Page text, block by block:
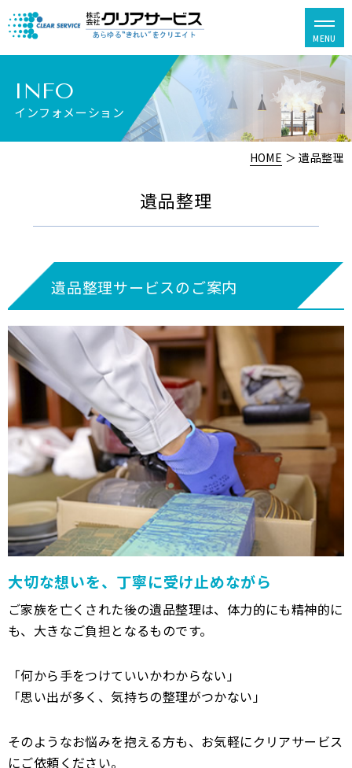
INFO
インフォメーション
HOME ＞ 遺品整理
遺品整理
遺品整理サービスのご案内
大切な想いを、丁寧に受け止めながら
ご家族を亡くされた後の遺品整理は、体力的にも精神的に
も、大きなご負担となるものです。
「何から手をつけていいかわからない」
「思い出が多く、気持ちの整理がつかない」
そのようなお悩みを抱える方も、お気軽にクリアサービス
にご依頼ください。